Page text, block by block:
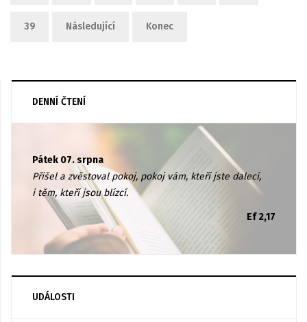
39 Následující Konec
DENNÍ ČTENÍ
Pátek 07. srpna
Přišel a zvěstoval pokoj, pokoj vám, kteří jste dalecí,
i těm, kteří jsou blízcí.
Ef 2,17
UDÁLOSTI